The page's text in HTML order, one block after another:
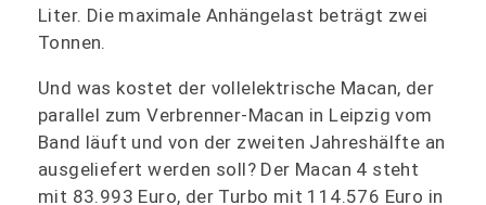
Liter. Die maximale Anhängelast beträgt zwei
Tonnen.
Und was kostet der vollelektrische Macan, der
parallel zum Verbrenner-Macan in Leipzig vom
Band läuft und von der zweiten Jahreshälfte an
ausgeliefert werden soll? Der Macan 4 steht
mit 83.993 Euro, der Turbo mit 114.576 Euro in